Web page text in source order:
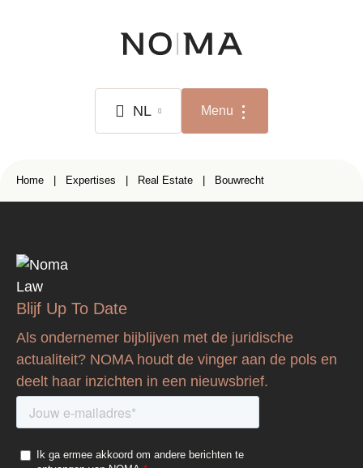
NL Menu
Kruimelpad
Home Expertises Real Estate Bouwrecht
Blijf Up To Date
Als ondernemer bijblijven met de juridische
actualiteit? NOMA houdt de vinger aan de pols en
deelt haar inzichten in een nieuwsbrief.